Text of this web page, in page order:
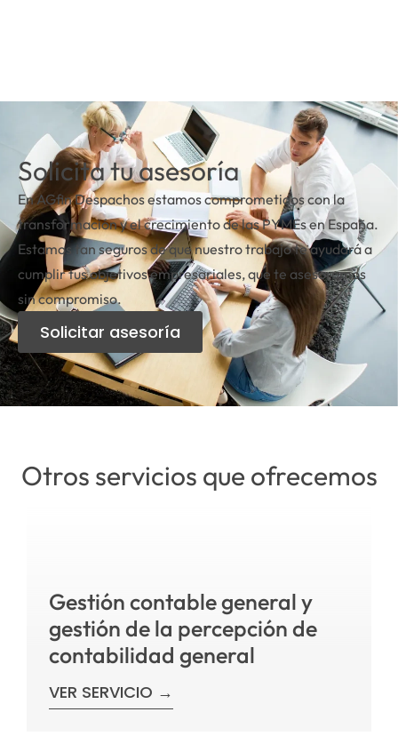
Solicita tu asesoría
En AGfin Despachos estamos comprometidos con la
transformación y el crecimiento de las PYMEs en España.
Estamos tan seguros de que nuestro trabajo te ayudará a
cumplir tus objetivos empresariales, que te asesoramos
sin compromiso.
Solicitar asesoría
Otros servicios que ofrecemos
Gestión contable general y
gestión de la percepción de
contabilidad general
VER SERVICIO →